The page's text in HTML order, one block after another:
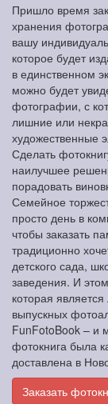
Пришло время
хранения
вашу
которое будет
в единственном
можно будет
фотографии, с
лишние или
художественные
Сделать
наилучшее
порадовать
Семейное
просто день в
чтобы заказать
традиционно
детского сада,
заведения. И
которая
выпускных
FunFotoBook – и
фотокнига была
доставлена в
Заказать